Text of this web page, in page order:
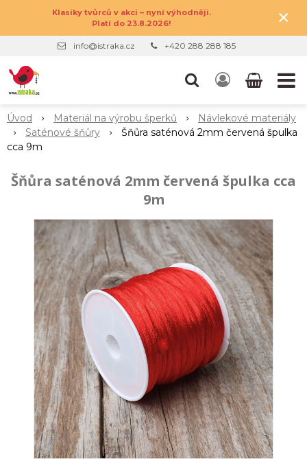
Klasiky tvůrců v akci – nyní výhodněji.
Platí do 23.8.2026!
×
info@istraka.cz +420 288 288 185
Úvod Materiál na výrobu šperků
Návlekové materiály
Saténové šňůry
Šňůra saténová 2mm červená špulka
cca 9m
Šňůra saténová 2mm červená špulka cca
9m